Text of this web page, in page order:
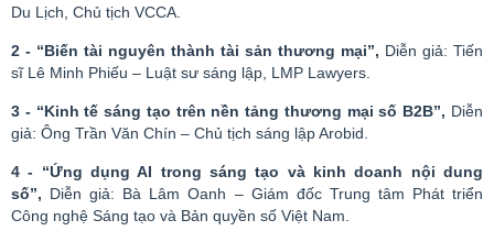
Du Lịch, Chủ tịch VCCA.
2 - “Biến tài nguyên thành tài sản thương mại”, Diễn giả: Tiến
sĩ Lê Minh Phiếu – Luật sư sáng lập, LMP Lawyers
3 - “Kinh tế sáng tạo trên nền tảng thương mại số B2B”, Diễn
giả: Ông Trần Văn Chín – Chủ tịch sáng lậpArobid
4 - “Ứng dụng AI trong sáng tạo và kinh doanh nội dung
số”, Diễn giả: Bà Lâm Oanh – Giám đốc Trung tâm Phát triển
Công nghệ Sáng tạo và Bản quyền số Việt Nam.